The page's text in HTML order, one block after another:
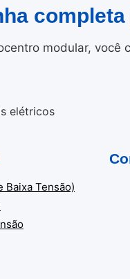
modular,
Baixa Tensão)